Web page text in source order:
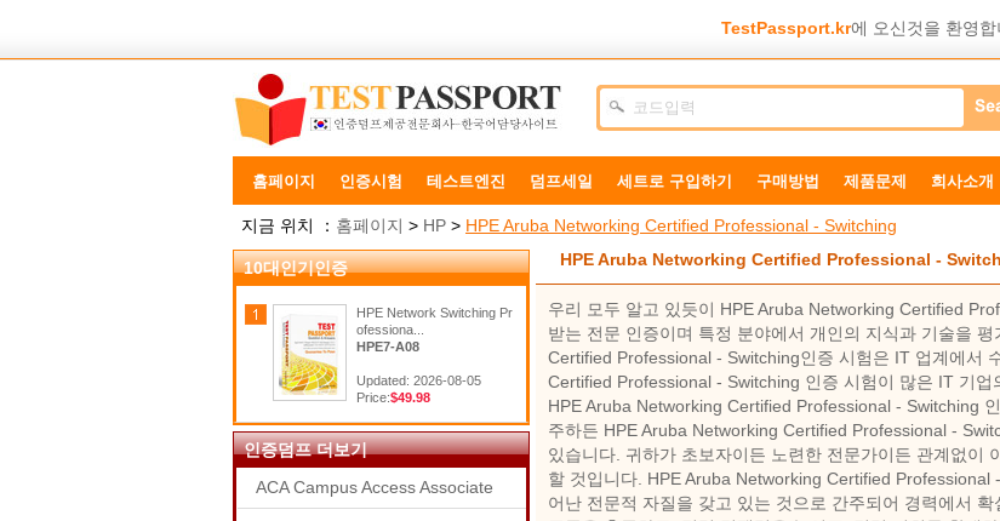
TestPassport.kr에 오신것을 환영
홈페이지 인증시험 테스트엔진 덤프세일 세트로 구입하기 구매방법 제품문제 희사소개
지금 위치 ： 홈페이지 > HP > HPE Aruba Networking Certified Professional - Switching
10대인기인증
HPE Network Switching Pr
ofessiona...
HPE7-A08
Updated: 2026-08-05
Price:$49.98
인증덤프 더보기
ACA Campus Access Associate
HPE Aruba Networking Certified Professional -
우리 모두 알고 있듯이 HPE Aruba Networking Certified
받는 전문 인증이며 특정 분야에서 개인의 지식과 기술을
Certified Professional - Switching인증 시험은 IT 업계에서
Certified Professional - Switching 인증 시험이 많은 IT 기업
HPE Aruba Networking Certified Professional - Switching
주하든 HPE Aruba Networking Certified Professional -
있습니다. 귀하가 초보자이든 노련한 전문가이든 관계없이
할 것입니다. HPE Aruba Networking Certified
어난 전문적 자질을 갖고 있는 것으로 간주되어 경력에서